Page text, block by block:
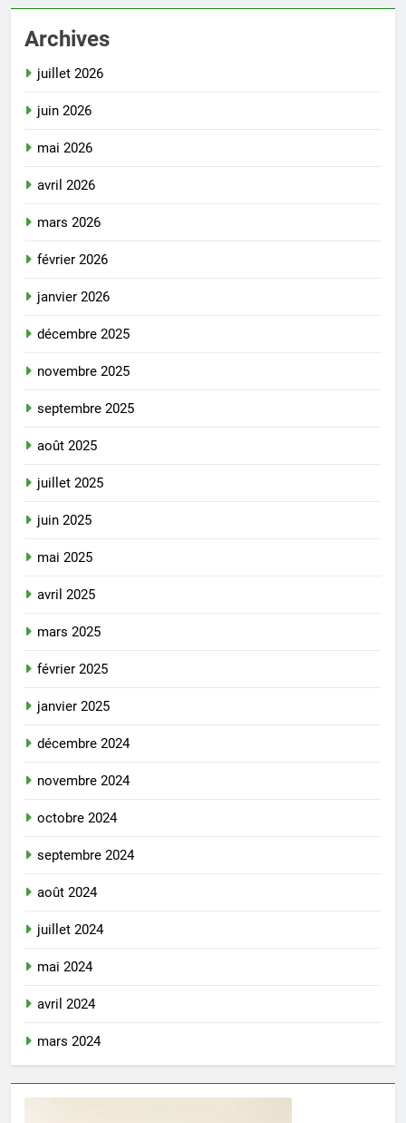
Archives
juillet 2026
juin 2026
mai 2026
avril 2026
mars 2026
février 2026
janvier 2026
décembre 2025
novembre 2025
septembre 2025
août 2025
juillet 2025
juin 2025
mai 2025
avril 2025
mars 2025
février 2025
janvier 2025
décembre 2024
novembre 2024
octobre 2024
septembre 2024
août 2024
juillet 2024
mai 2024
avril 2024
mars 2024